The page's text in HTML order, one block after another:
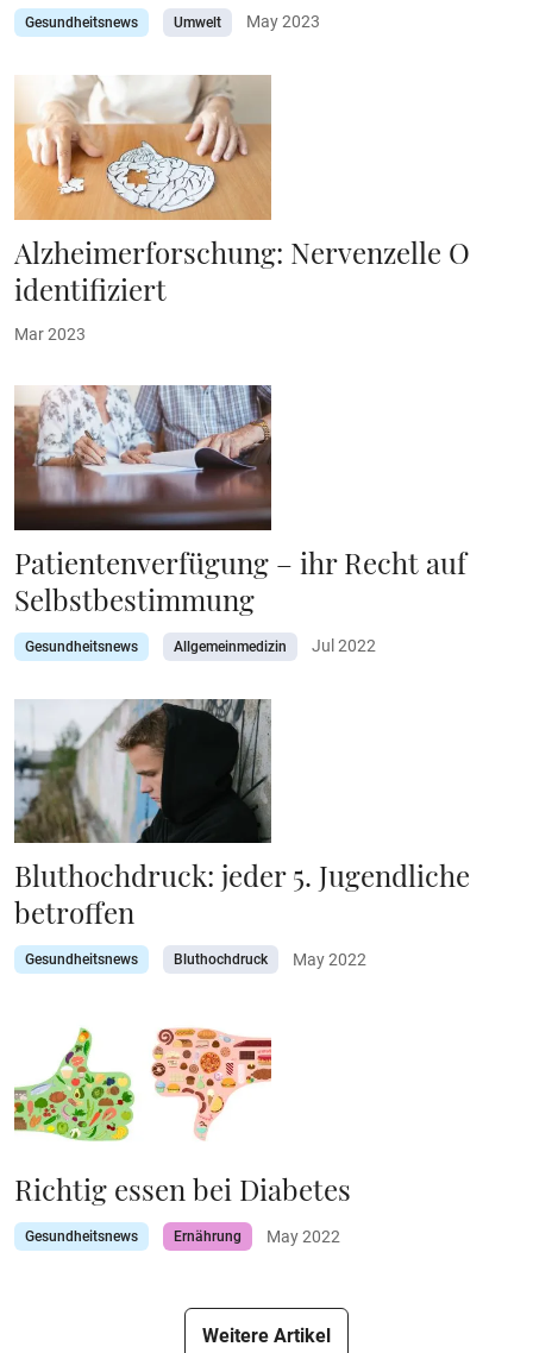
Gesundheitsnews Umwelt May 2023
Alzheimerforschung: Nervenzelle O
identifiziert
Mar 2023
Patientenverfügung – ihr Recht auf
Selbstbestimmung
Gesundheitsnews Allgemeinmedizin Jul 2022
Bluthochdruck: jeder 5. Jugendliche
betroffen
Gesundheitsnews Bluthochdruck May 2022
Richtig essen bei Diabetes
Gesundheitsnews Ernährung May 2022
Weitere Artikel